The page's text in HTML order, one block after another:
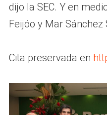
dijo la SEC. Y en
Feijóo y Mar Sánchez
Cita preservada en